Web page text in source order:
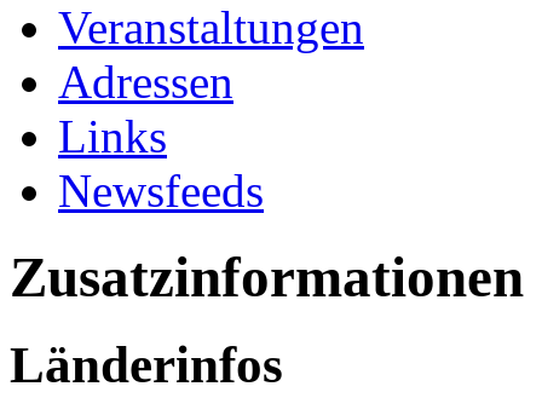
Veranstaltungen
Adressen
Links
Newsfeeds
Zusatzinformationen
Länderinfos